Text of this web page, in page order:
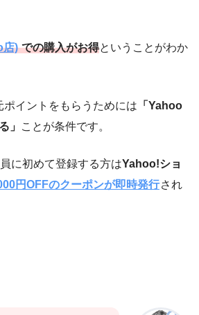
店)での購入がお得ということがわか
イントをもらうためには 「Yahoo
」 ことが条件です。
に初めて登録する方はYahoo!ショ
円OFFのクーポンが即時発行され